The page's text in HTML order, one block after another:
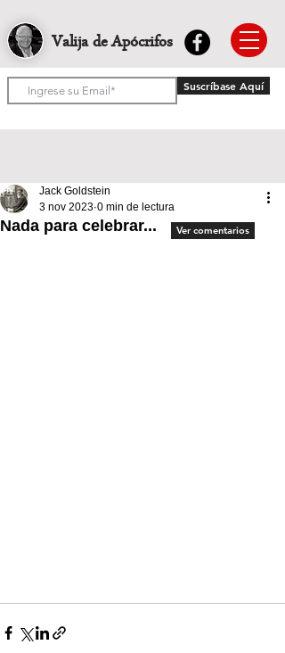
Valija de Apócrifos
Suscríbase Aquí
Nada para celebrar...
Jack Goldstein
3 nov 2023 0 min de lectura
Ver comentarios